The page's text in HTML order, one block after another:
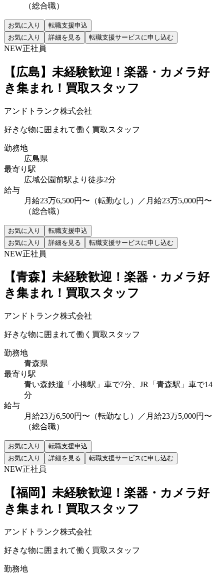
（総合職）
お気に入り
転職支援申込
お気に入り
詳細を見る 転職支援サービスに申し込む
NEW正社員
【広島】未経験歓迎！楽器・カメラ好
き集まれ！買取スタッフ
アンドトランク株式会社
好きな物に囲まれて働く買取スタッフ
勤務地
広島県
最寄り駅
広域公園前駅より徒歩2分
給与
月給23万6,500円〜（転勤なし）／月給23万5,000円〜
（総合職）
お気に入り
転職支援申込
お気に入り
詳細を見る 転職支援サービスに申し込む
NEW正社員
【青森】未経験歓迎！楽器・カメラ好
き集まれ！買取スタッフ
アンドトランク株式会社
好きな物に囲まれて働く買取スタッフ
勤務地
青森県
最寄り駅
青い森鉄道「小柳駅」車で7分、JR「青森駅」車で14
分
給与
月給23万6,500円〜（転勤なし）／月給23万5,000円〜
（総合職）
お気に入り
転職支援申込
お気に入り
詳細を見る 転職支援サービスに申し込む
NEW正社員
【福岡】未経験歓迎！楽器・カメラ好
き集まれ！買取スタッフ
アンドトランク株式会社
好きな物に囲まれて働く買取スタッフ
勤務地